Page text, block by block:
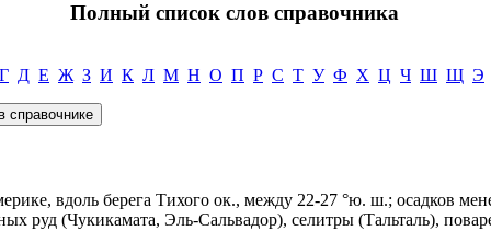
Полный список слов справочника
Г Д Е Ж З И К Л М Н О П Р С Т У Ф Х Ц Ч Ш Щ Э
вдоль берега Тихого ок., между 22-27 °ю. ш.; осадков
руд (Чукикамата, Эль-Сальвадор), селитры (Тальталь),